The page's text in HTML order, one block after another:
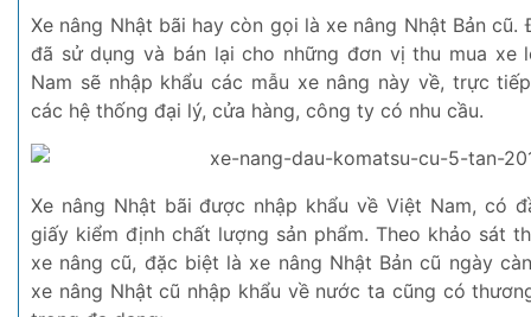
Xe nâng Nhật bãi hay còn gọi là xe nâng Nhật Bản cũ.
đã sử dụng và bán lại cho những đơn vị thu mua xe
Nam sẽ nhập khẩu các mẫu xe nâng này về, trực
các hệ thống đại lý, cửa hàng, công ty có nhu cầu.
Xe nâng Nhật bãi được nhập khẩu về Việt Nam, có
giấy kiểm định chất lượng sản phẩm. Theo khảo sát
xe nâng cũ, đặc biệt là xe nâng Nhật Bản cũ ngày
xe nâng Nhật cũ nhập khẩu về nước ta cũng có